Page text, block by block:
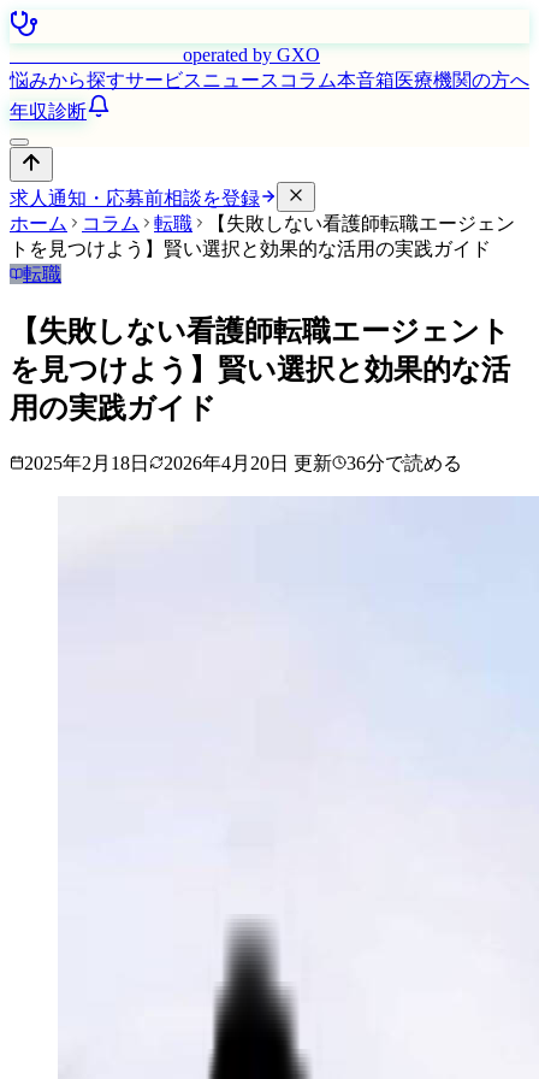
operated by GXO
悩みから探すサービスニュース コラム本音箱医療機関の方へ
年収診断
求人通知・応募前相談を登録
ホーム
コラム 転職
【失敗しない看護師転職エージェン
トを見つけよう】賢い選択と効果的な活用の実践ガイド
転職
【失敗しない看護師転職エージェント
を見つけよう】賢い選択と効果的な活
用の実践ガイド
2025年2月18日 2026年4月20日 更新 36分で読める